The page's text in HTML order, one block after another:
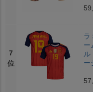
7
位
ラ
ー
ル
ー